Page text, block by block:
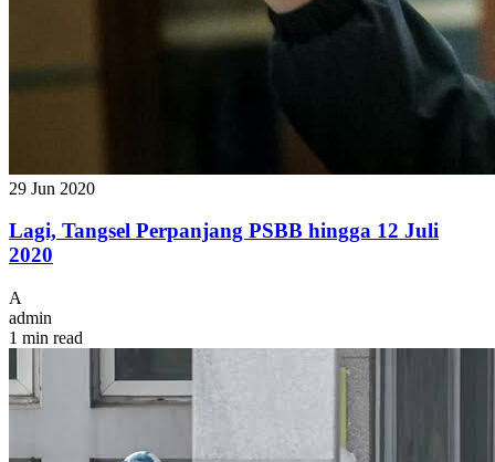
29 Jun 2020
Lagi, Tangsel Perpanjang PSBB hingga 12 Juli
2020
A
admin
1 min read